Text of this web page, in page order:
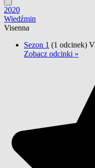
2020
Wiedźmin
Visenna
Sezon 1 (1 odcinek)
Zobacz odcinki »